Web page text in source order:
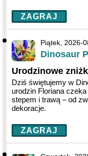
ZAGRAJ
Piątek, 2026-
Dinosaur
Urodzinowe
Dziś świętujemy w
urodzin Floriana
stepem i trawą – od
dekoracje.
ZAGRAJ